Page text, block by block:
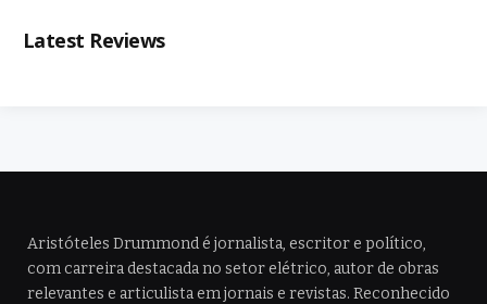
Latest Reviews
Aristóteles Drummond é jornalista, escritor e político,
com carreira destacada no setor elétrico, autor de obras
relevantes e articulista em jornais e revistas. Reconhecido